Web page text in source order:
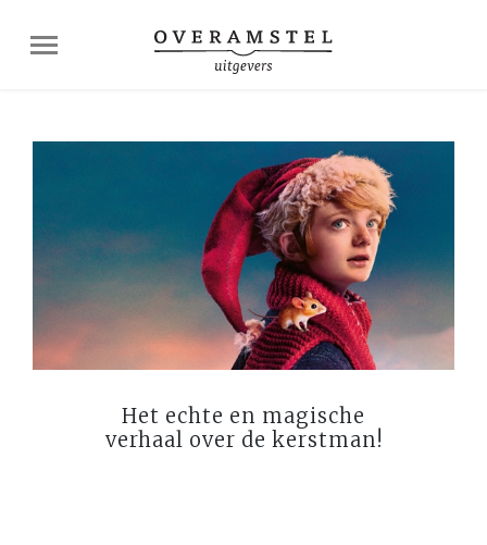
Het echte en magische
verhaal over de kerstman!